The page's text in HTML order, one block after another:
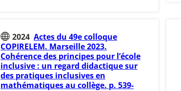
2024 Actes du 49e colloque
COPIRELEM. Marseille 2023.
Cohérence des principes pour l’école
inclusive : un regard didactique sur
des pratiques inclusives en
mathématiques au collège. p. 539-